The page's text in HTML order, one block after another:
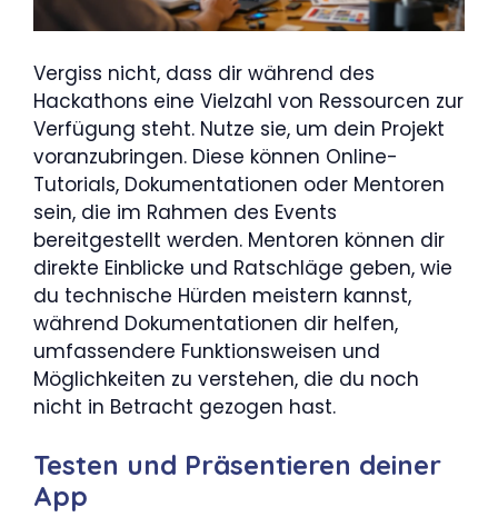
Vergiss nicht, dass dir während des
Hackathons eine Vielzahl von Ressourcen zur
Verfügung steht. Nutze sie, um dein Projekt
voranzubringen. Diese können Online-
Tutorials, Dokumentationen oder Mentoren
sein, die im Rahmen des Events
bereitgestellt werden. Mentoren können dir
direkte Einblicke und Ratschläge geben, wie
du technische Hürden meistern kannst,
während Dokumentationen dir helfen,
umfassendere Funktionsweisen und
Möglichkeiten zu verstehen, die du noch
nicht in Betracht gezogen hast.
Testen und Präsentieren deiner
App